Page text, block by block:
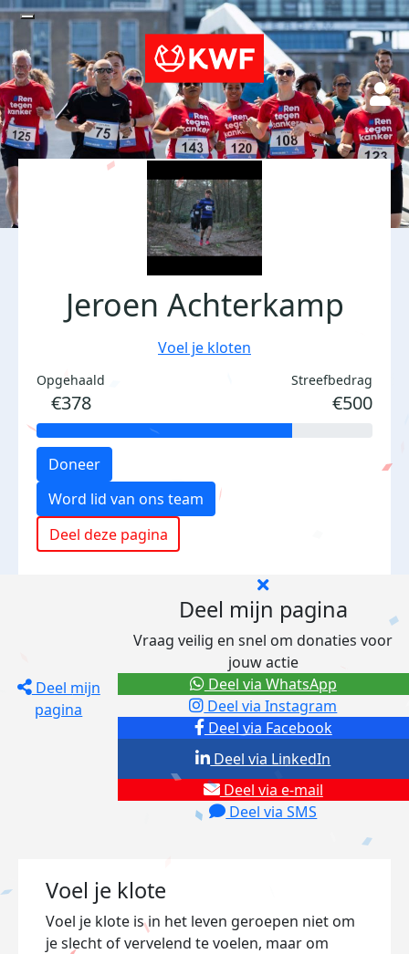
Jeroen Achterkamp
Voel je kloten
Opgehaald
€378
Streefbedrag
€500
Doneer
Word lid van ons team
Deel deze pagina
Deel mijn
pagina
Deel mijn pagina
Vraag veilig en snel om donaties voor
jouw actie
Deel via Facebook
Deel via Instagram
Deel via e-mail
Deel via SMS
Deel via LinkedIn
Deel via WhatsApp
Voel je klote
Voel je klote is in het leven geroepen niet om
je slecht of vervelend te voelen, maar om